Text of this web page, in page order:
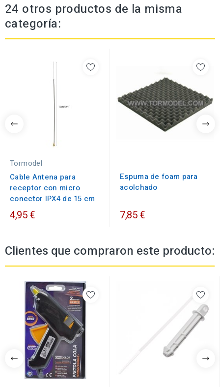
24 otros productos de la misma
categoría:
Tormodel
Cable Antena para
receptor con micro
conector IPX4 de 15 cm
4,95 €
Espuma de foam para
acolchado
7,85 €
Clientes que compraron este producto: